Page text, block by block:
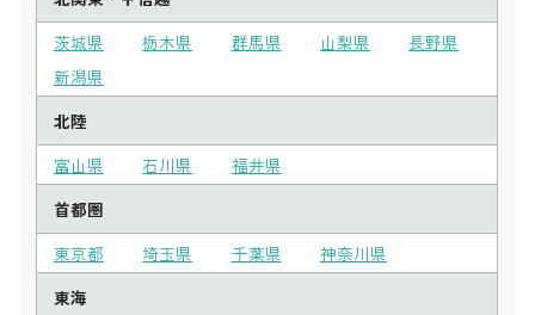
茨城県
栃木県 群馬県 山梨県
長野県
新潟県
北陸
富山県
石川県
福井県
首都圏
東京都
埼玉県 千葉県
神奈川県
東海